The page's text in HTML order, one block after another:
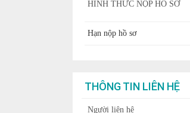
HÌNH THỨC NỘP HỒ SƠ
Hạn nộp hồ sơ
THÔNG TIN LIÊN HỆ
Người liên hệ